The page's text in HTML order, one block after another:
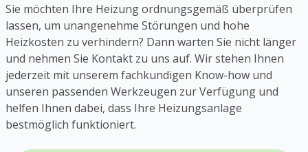
Sie möchten Ihre Heizung ordnungsgemäß überprüfen
lassen, um unangenehme Störungen und hohe
Heizkosten zu verhindern? Dann warten Sie nicht länger
und nehmen Sie Kontakt zu uns auf. Wir stehen Ihnen
jederzeit mit unserem fachkundigen Know-how und
unseren passenden Werkzeugen zur Verfügung und
helfen Ihnen dabei, dass Ihre Heizungsanlage
bestmöglich funktioniert.